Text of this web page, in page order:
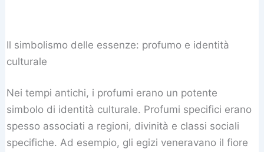
Il simbolismo delle essenze: profumo e identità
culturale
Nei tempi antichi, i profumi erano un potente
simbolo di identità culturale. Profumi specifici erano
spesso associati a regioni, divinità e classi sociali
specifiche. Ad esempio, gli egizi veneravano il fiore